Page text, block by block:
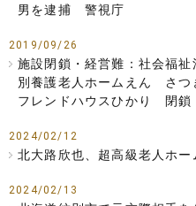
男を逮捕 警視庁
2019/09/26
施設閉鎖・経営難：社会福
別養護老人ホームえん さ
フレンドハウスひかり 閉
2024/02/12
北大路欣也、超高級老人ホ
2024/02/13